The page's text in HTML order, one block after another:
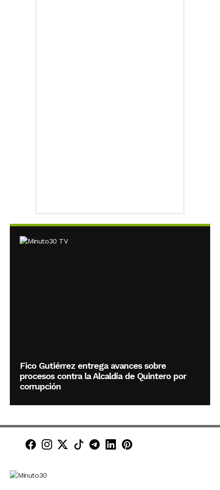
Fico Gutiérrez entrega avances sobre
procesos contra la Alcaldía de Quintero por
corrupción
Minuto30 en Facebook
Minuto30 en Instagram
Minuto30 en X (Twitter)
Minuto30 en TikTok
Canal de Minuto30 en
Minuto30 en LinkedIn
Minuto30 en